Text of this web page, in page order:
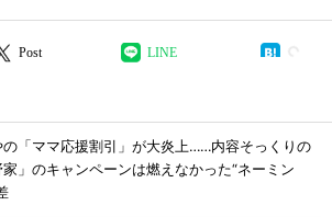
Post LINE
の「ママ応援割引」が大炎上……内容そっくりの
家」のキャンペーンは燃えなかった“ネーミン